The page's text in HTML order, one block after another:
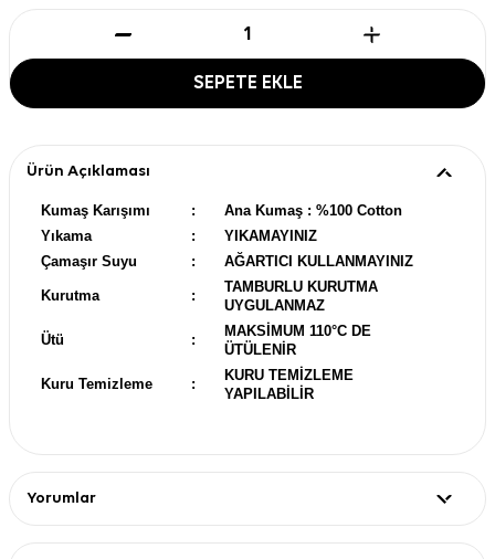
SEPETE EKLE
Ürün Açıklaması
Kumaş Karışımı :
Ana Kumaş : %100 Cotton
Yıkama
:
YIKAMAYINIZ
Çamaşır Suyu
: AĞARTICI KULLANMAYINIZ
Kurutma :
TAMBURLU KURUTMA
UYGULANMAZ
Ütü :
MAKSİMUM 110°C DE
ÜTÜLENİR
Kuru Temizleme :
KURU TEMİZLEME
YAPILABİLİR
Yorumlar